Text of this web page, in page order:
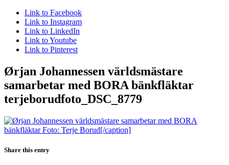
Link to Facebook
Link to Instagram
Link to LinkedIn
Link to Youtube
Link to Pinterest
Ørjan Johannessen världsmästare
samarbetar med BORA bänkfläktar
terjeborudfoto_DSC_8779
Share this entry